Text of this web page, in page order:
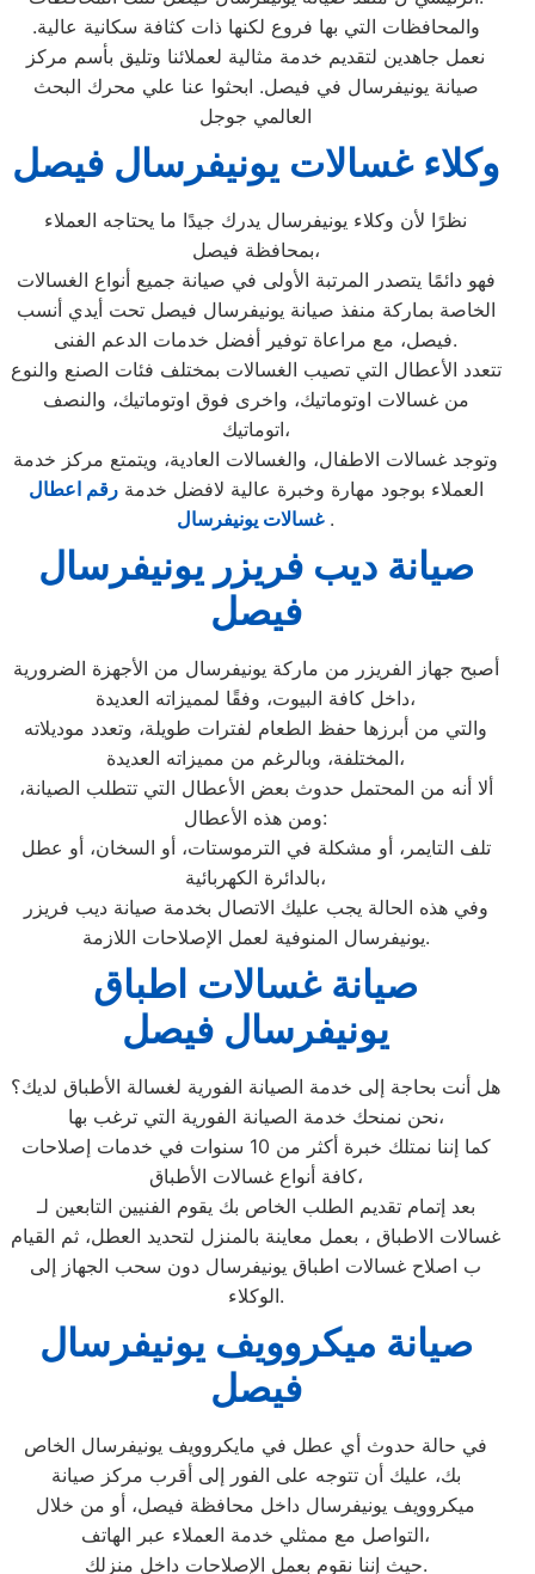
والمحافظات التي بها فروع لكنها ذات كثافة سكانية عالية.
نعمل جاهدين لتقديم خدمة مثالية لعملائنا وتليق بأسم مركز
صيانة يونيفرسال في فيصل. ابحثوا عنا علي محرك البحث
العالمي جوجل
وكلاء غسالات يونيفرسال فيصل
نظرًا لأن وكلاء يونيفرسال يدرك جيدًا ما يحتاجه العملاء
بمحافظة فيصل،
فهو دائمًا يتصدر المرتبة الأولى في صيانة جميع أنواع الغسالات
الخاصة بماركة منفذ صيانة يونيفرسال فيصل تحت أيدي أنسب
فيصل، مع مراعاة توفير أفضل خدمات الدعم الفنى.
تتعدد الأعطال التي تصيب الغسالات بمختلف فئات الصنع والنوع
من غسالات اوتوماتيك، واخرى فوق اوتوماتيك، والنصف
اتوماتيك،
وتوجد غسالات الاطفال، والغسالات العادية، ويتمتع مركز خدمة
العملاء بوجود مهارة وخبرة عالية لافضل خدمةرقم اعطال
غسالات يونيفرسال.
صيانة ديب فريزر يونيفرسال
فيصل
أصبح جهاز الفريزر من ماركة يونيفرسال من الأجهزة الضرورية
داخل كافة البيوت، وفقًا لمميزاته العديدة،
والتي من أبرزها حفظ الطعام لفترات طويلة، وتعدد موديلاته
المختلفة، وبالرغم من مميزاته العديدة،
ألا أنه من المحتمل حدوث بعض الأعطال التي تتطلب الصيانة،
ومن هذه الأعطال:
تلف التايمر، أو مشكلة في الترموستات، أو السخان، أو عطل
بالدائرة الكهربائية،
وفي هذه الحالة يجب عليك الاتصال بخدمة صيانة ديب فريزر
يونيفرسال المنوفية لعمل الإصلاحات اللازمة.
صيانة غسالات اطباق
يونيفرسال فيصل
هل أنت بحاجة إلى خدمة الصيانة الفورية لغسالة الأطباق لديك؟
نحن نمنحك خدمة الصيانة الفورية التي ترغب بها،
كما إننا نمتلك خبرة أكثر من 10 سنوات في خدمات إصلاحات
كافة أنواع غسالات الأطباق،
بعد إتمام تقديم الطلب الخاص بك يقوم الفنيين التابعين لـ
غسالات الاطباق ، بعمل معاينة بالمنزل لتحديد العطل، ثم القيام
ب اصلاح غسالات اطباق يونيفرسال دون سحب الجهاز إلى
الوكلاء.
صيانة ميكروويف يونيفرسال
فيصل
في حالة حدوث أي عطل في مايكروويف يونيفرسال الخاص
بك، عليك أن تتوجه على الفور إلى أقرب مركز صيانة
ميكروويف يونيفرسال داخل محافظة فيصل، أو من خلال
التواصل مع ممثلي خدمة العملاء عبر الهاتف،
حيث إننا نقوم بعمل الإصلاحات داخل منزلك.